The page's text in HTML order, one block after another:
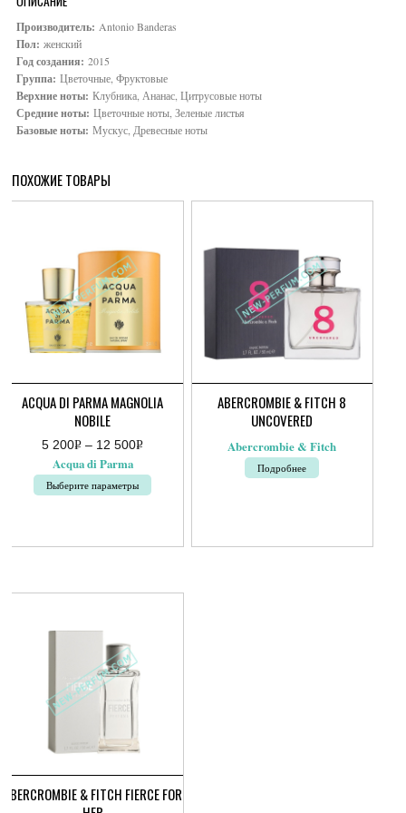
Производитель: Antonio Banderas
Пол: женский
Год создания: 2015
Группа: Цветочные, Фруктовые
Верхние ноты: Клубника, Ананас, Цитрусовые ноты
Средние ноты: Цветочные ноты, Зеленые листья
Базовые ноты:Мускус, Древесные ноты
ПОХОЖИЕ ТОВАРЫ
ACQUA DI PARMA MAGNOLIA
NOBILE
5 200Р
УБ.
– 12 500Р
200руб.
Acqua di Parma
Выберите параметры
имеет
Опции
ABERCROMBIE & FITCH 8
UNCOVERED
Abercrombie & Fitch
Подробнее
ABERCROMBIE & FITCH FIERCE FOR